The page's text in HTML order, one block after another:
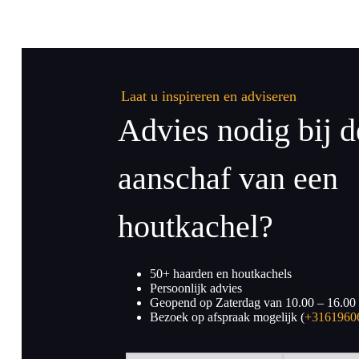
Laat u inspireren en adviseren
Advies nodig bij
aanschaf van een
houtkachel?
50+ haarden en houtkachels
Persoonlijk advies
Geopend op Zaterdag van 10.00 – 16.00
Bezoek op afspraak mogelijk (